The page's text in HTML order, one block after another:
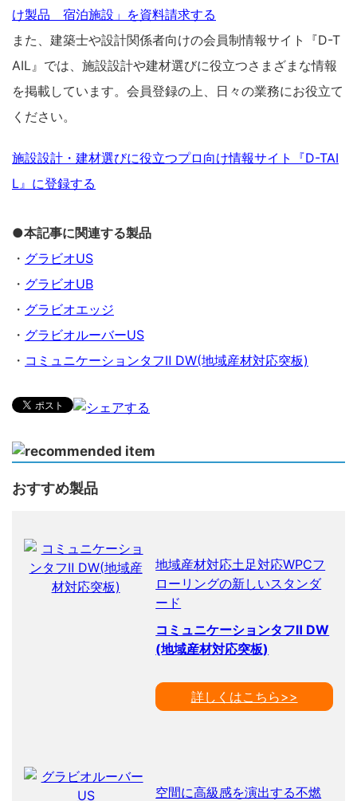
け製品 宿泊施設」を資料請求する
また、建築士や設計関係者向けの会員制情報サイト『D-T
AIL』では、施設設計や建材選びに役立つさまざまな情報
を掲載しています。会員登録の上、日々の業務にお役立て
ください。
施設設計・建材選びに役立つプロ向け情報サイト『D-TAI
L』に登録する
●本記事に関連する製品
・ グラビオUS
・ グラビオUB
・ グラビオエッジ
・ グラビオルーバーUS
・ コミュニケーションタフⅡ DW(地域産材対応突板)
おすすめ製品
地域産材対応土足対応WPCフ
ローリングの新しいスタンダ
ード
コミュニケーションタフⅡ DW
(地域産材対応突板)
詳しくはこちら>>
空間に高級感を演出する不燃